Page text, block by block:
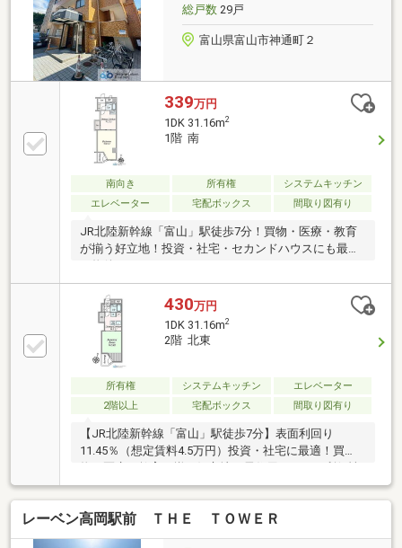
総戸数29戸
富山県富山市神通町２
339万円
1DK 31.16m2
1階 南
南向き 所有権
システムキッチン
エレベーター
宅配ボックス 間取り図有り
JR北陸新幹線「富山」駅徒歩7分！買物・医療・教育
が揃う好立地！投資・社宅・セカンドハウスにも最適
430万円
1DK 31.16m2
2階 北東
所有権 システムキッチン
エレベーター
2階以上
宅配ボックス 間取り図有り
【JR北陸新幹線「富山」駅徒歩7分】表面利回り
11.45％（想定賃料4.5万円）投資・社宅に最適！買
◎！
レーベン高岡駅前 ＴＨＥ ＴＯＷＥＲ